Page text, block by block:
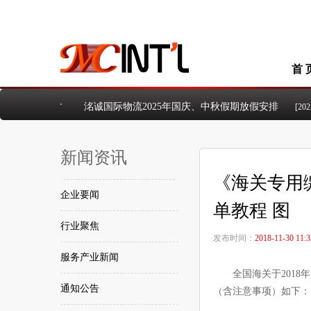
首
洺诚国际物流2025年国庆、中秋假期放假安排
洺诚国际物流2024年国庆节放假安排的通知[2024-
2024年五一国际劳动节放假安排的通知
洺诚国际物流2026年清明假期放假安排[2026-03-30]
洺诚国际物流2026年元旦假期放假安排[2026-01-01]
新闻资讯
企业要闻
行业聚焦
服务产业新闻
通知公告
《海关专
单教程 图
发布时间： 2018-11-30
全国海关于2018
（含注意事项）如下：